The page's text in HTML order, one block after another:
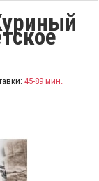
45-89 мин.